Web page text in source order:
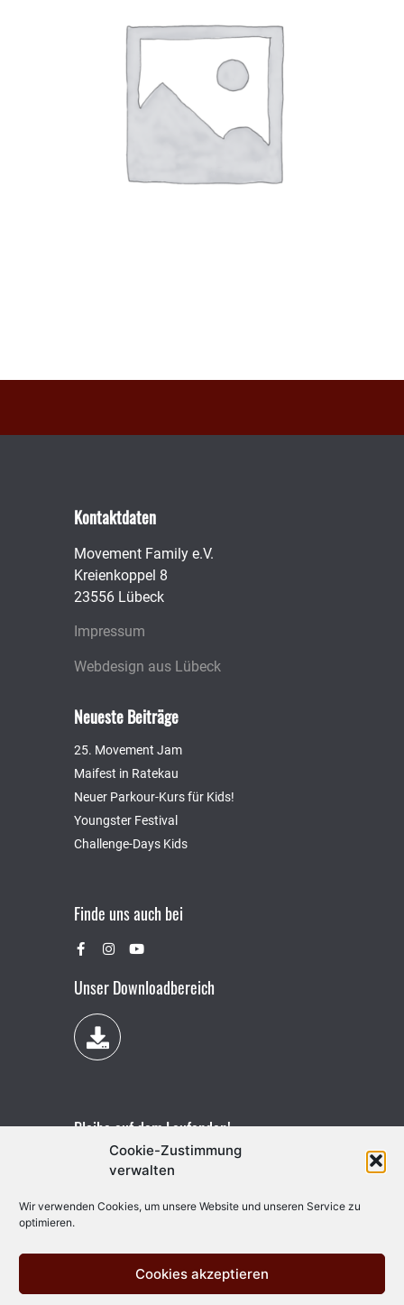
Cookie-Zustimmung
verwalten
Wir verwenden Cookies, um unsere Website und unseren Service zu
optimieren.
Cookies akzeptieren
Kontaktdaten
Movement Family e.V.
Kreienkoppel 8
23556 Lübeck
Impressum
Webdesign aus Lübeck
Neueste Beiträge
25. Movement Jam
Maifest in Ratekau
Neuer Parkour-Kurs für Kids!
Youngster Festival
Challenge-Days Kids
Finde uns auch bei
Unser Downloadbereich
Bleibe auf dem Laufenden!